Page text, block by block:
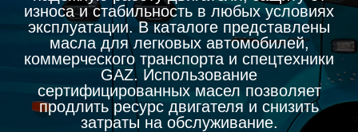
износа и стабильность в любых условиях
эксплуатации. В каталоге представлены
масла для легковых автомобилей,
коммерческого транспорта и спецтехники
GAZ. Использование
сертифицированных масел позволяет
продлить ресурс двигателя и снизить
затраты на обслуживание.